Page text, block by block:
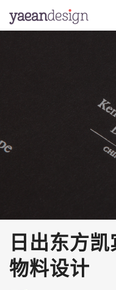
日出东方
物料设计